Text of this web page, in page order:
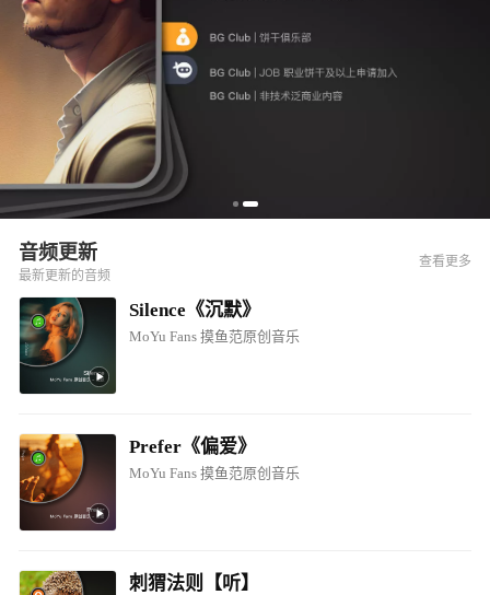
音频更新
最新更新的音频
查看更多
Silence《沉默》
MoYu Fans 摸鱼范原创音乐
Prefer《偏爱》
MoYu Fans 摸鱼范原创音乐
刺猬法则【听】